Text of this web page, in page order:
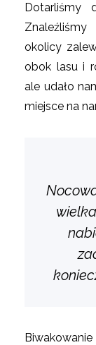
Dotarliśmy
okolicy
obok lasu i
ale udało
miejsce na